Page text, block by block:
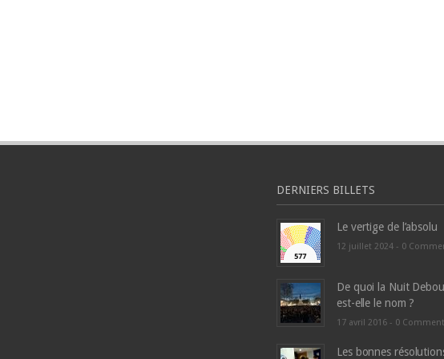
DERNIERS BILLETS
Le vertige de l’absolu
12 juillet 2024 - 0
De quoi la Nuit
est-elle le nom ?
17 avril 2016 - 0 Comment
Les bonnes